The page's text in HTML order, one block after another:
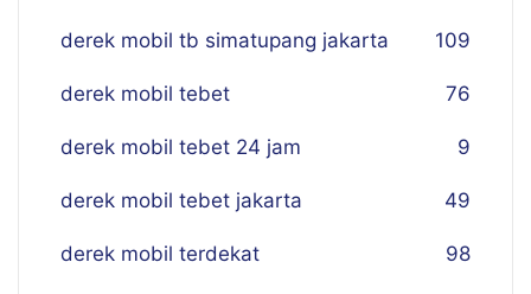
derek mobil tb simatupang jakarta 109
derek mobil tebet 76
derek mobil tebet 24 jam 9
derek mobil tebet jakarta 49
derek mobil terdekat 98